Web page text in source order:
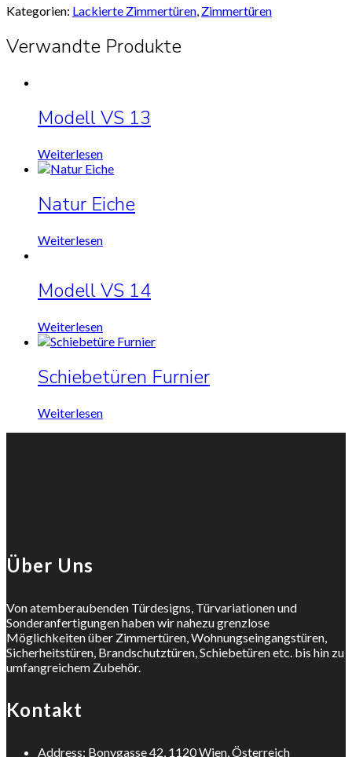
Kategorien: Lackierte Zimmertüren, Zimmertüren
Verwandte Produkte
Modell VS 13
Weiterlesen
Natur Eiche
Weiterlesen
Modell VS 14
Weiterlesen
Schiebetüren Furnier
Weiterlesen
Über Uns
Von atemberaubenden Türdesigns, Türvariationen und
Sonderanfertigungen haben wir nahezu grenzlose
Möglichkeiten über Zimmertüren, Wohnungseingangstüren,
Sicherheitstüren, Brandschutztüren, Schiebetüren etc. bis hin zu
umfangreichem Zubehör.
Kontakt
Address: Bonygasse 42, 1120 Wien, Österreich